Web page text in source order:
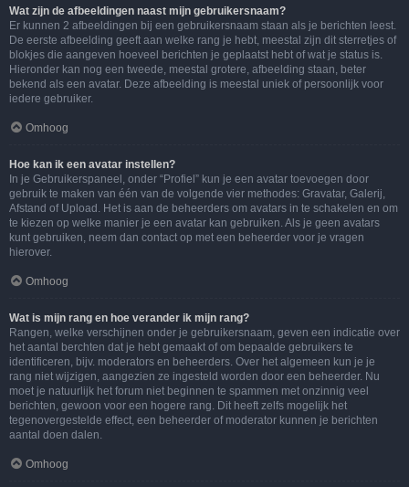
Wat zijn de afbeeldingen naast mijn gebruikersnaam?
Er kunnen 2 afbeeldingen bij een gebruikersnaam staan als je berichten leest.
De eerste afbeelding geeft aan welke rang je hebt, meestal zijn dit sterretjes of
blokjes die aangeven hoeveel berichten je geplaatst hebt of wat je status is.
Hieronder kan nog een tweede, meestal grotere, afbeelding staan, beter
bekend als een avatar. Deze afbeelding is meestal uniek of persoonlijk voor
iedere gebruiker.
Omhoog
Hoe kan ik een avatar instellen?
In je Gebruikerspaneel, onder “Profiel” kun je een avatar toevoegen door
gebruik te maken van één van de volgende vier methodes: Gravatar, Galerij,
Afstand of Upload. Het is aan de beheerders om avatars in te schakelen en om
te kiezen op welke manier je een avatar kan gebruiken. Als je geen avatars
kunt gebruiken, neem dan contact op met een beheerder voor je vragen
hierover.
Omhoog
Wat is mijn rang en hoe verander ik mijn rang?
Rangen, welke verschijnen onder je gebruikersnaam, geven een indicatie over
het aantal berchten dat je hebt gemaakt of om bepaalde gebruikers te
identificeren, bijv. moderators en beheerders. Over het algemeen kun je je
rang niet wijzigen, aangezien ze ingesteld worden door een beheerder. Nu
moet je natuurlijk het forum niet beginnen te spammen met onzinnig veel
berichten, gewoon voor een hogere rang. Dit heeft zelfs mogelijk het
tegenovergestelde effect, een beheerder of moderator kunnen je berichten
aantal doen dalen.
Omhoog